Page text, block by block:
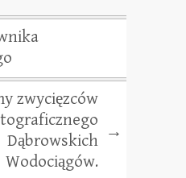
zwycięzców
Dąbrowskich
Wodociągów.
→